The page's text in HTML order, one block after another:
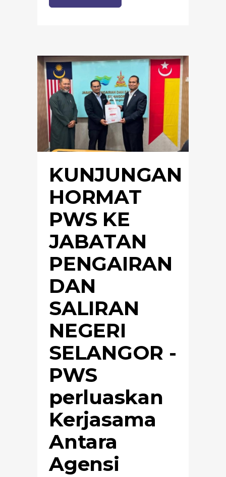
KUNJUNGAN
HORMAT
PWS KE
JABATAN
PENGAIRAN
DAN
SALIRAN
NEGERI
SELANGOR -
PWS
perluaskan
Kerjasama
Antara
Agensi